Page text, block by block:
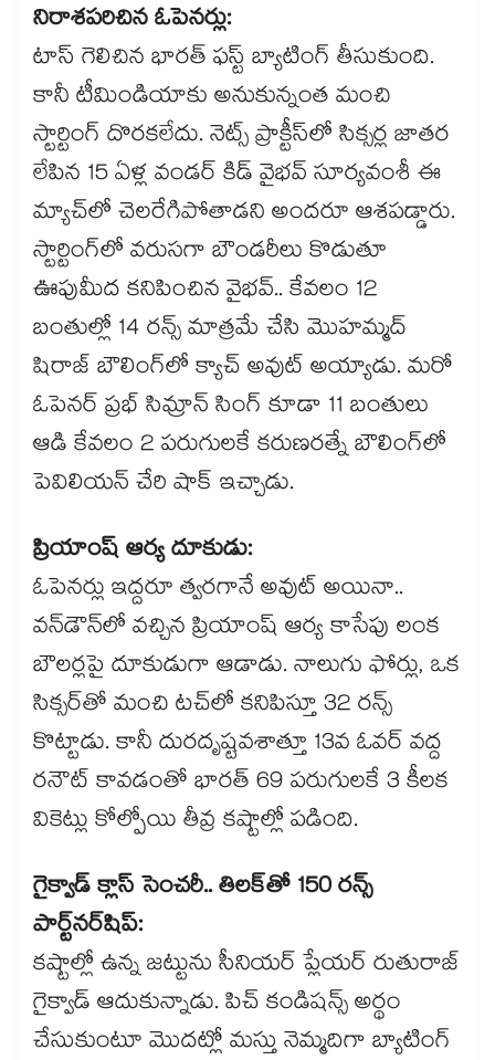
నిరాశపరిచిన ఓపెనర్లు:
టాస్ గెలిచిన భారత్ ఫస్ట్ బ్యాటింగ్ తీసుకుంది.
కానీ టీమిండియాకు అనుకున్నంత మంచి
స్టార్టింగ్ దొరకలేదు. నెట్స్ ప్రాక్టీస్‌లో సిక్సర్ల జాతర
లేపిన 15 ఏళ్ల వండర్ కిడ్ వైభవ్ సూర్యవంశీ ఈ
మ్యాచ్‌లో చెలరేగిపోతాడని అందరూ ఆశపడ్డారు.
స్టార్టింగ్‌లో వరుసగా బౌండరీలు కొడుతూ
ఊపుమీద కనిపించిన వైభవ్.. కేవలం 12
బంతుల్లో 14 రన్స్ మాత్రమే చేసి మొహమ్మద్
షిరాజ్ బౌలింగ్‌లో క్యాచ్ అవుట్ అయ్యాడు. మరో
ఓపెనర్ ప్రభ్ సిమ్రాన్ సింగ్ కూడా 11 బంతులు
ఆడి కేవలం 2 పరుగులకే కరుణరత్నే బౌలింగ్‌లో
పెవిలియన్ చేరి షాక్ ఇచ్చాడు.
ప్రియాంష్ ఆర్య దూకుడు:
ఓపెనర్లు ఇద్దరూ త్వరగానే అవుట్ అయినా..
వన్‌డౌన్‌లో వచ్చిన ప్రియాంష్ ఆర్య కాసేపు లంక
బౌలర్లపై దూకుడుగా ఆడాడు. నాలుగు ఫోర్లు, ఒక
సిక్సర్‌తో మంచి టచ్‌లో కనిపిస్తూ 32 రన్స్
కొట్టాడు. కానీ దురదృష్టవశాత్తూ 13వ ఓవర్ వద్ద
రనౌట్ కావడంతో భారత్ 69 పరుగులకే 3 కీలక
వికెట్లు కోల్పోయి తీవ్ర కష్టాల్లో పడింది.
గైక్వాడ్ క్లాస్ సెంచరీ.. తిలక్‌తో 150 రన్స్
పార్ట్‌నర్‌షిప్:
కష్టాల్లో ఉన్న జట్టును సీనియర్ ప్లేయర్ రుతురాజ్
గైక్వాడ్ ఆదుకున్నాడు. పిచ్ కండిషన్స్ అర్థం
చేసుకుంటూ మొదట్లో మస్తు నెమ్మదిగా బ్యాటింగ్